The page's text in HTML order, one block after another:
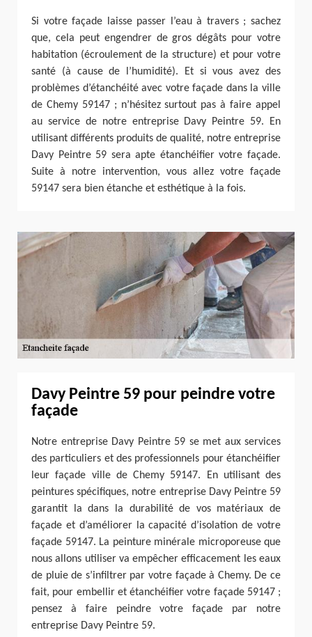
Si votre façade laisse passer l’eau à travers ; sachez
que, cela peut engendrer de gros dégâts pour votre
habitation (écroulement de la structure) et pour votre
santé (à cause de l’humidité). Et si vous avez des
problèmes d’étanchéité avec votre façade dans la ville
de Chemy 59147 ; n’hésitez surtout pas à faire appel
au service de notre entreprise Davy Peintre 59. En
utilisant différents produits de qualité, notre entreprise
Davy Peintre 59 sera apte étanchéifier votre façade.
Suite à notre intervention, vous allez votre façade
59147 sera bien étanche et esthétique à la fois.
Davy Peintre 59 pour peindre votre
façade
Notre entreprise Davy Peintre 59 se met aux services
des particuliers et des professionnels pour étanchéifier
leur façade ville de Chemy 59147. En utilisant des
peintures spécifiques, notre entreprise Davy Peintre 59
garantit la dans la durabilité de vos matériaux de
façade et d’améliorer la capacité d’isolation de votre
façade 59147. La peinture minérale microporeuse que
nous allons utiliser va empêcher efficacement les eaux
de pluie de s’infiltrer par votre façade à Chemy. De ce
fait, pour embellir et étanchéifier votre façade 59147 ;
pensez à faire peindre votre façade par notre
entreprise Davy Peintre 59.